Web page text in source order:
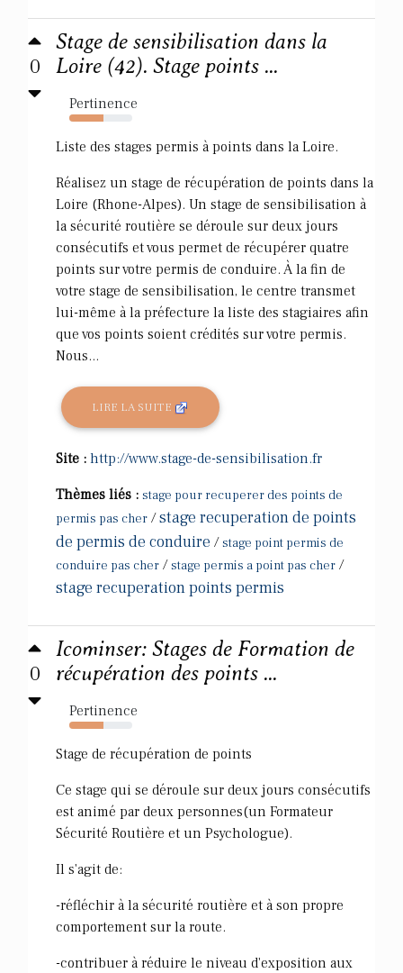
0
Stage de sensibilisation dans la
Loire (42). Stage points ...
Pertinence
54%
Liste des stages permis à points dans la Loire.
Réalisez un stage de récupération de points dans la
Loire (Rhone-Alpes). Un stage de sensibilisation à
la sécurité routière se déroule sur deux jours
consécutifs et vous permet de récupérer quatre
points sur votre permis de conduire. À la fin de
votre stage de sensibilisation, le centre transmet
lui-même à la préfecture la liste des stagiaires afin
que vos points soient crédités sur votre permis.
Nous...
LIRE LA SUITE
Site : http://www.stage-de-sensibilisation.fr
Thèmes liés : stage pour recuperer des points de
permis pas cher /stage recuperation de points
de permis de conduire /stage point permis de
conduire pas cher /stage permis a point pas cher /
stage recuperation points permis
0
Icominser: Stages de Formation de
récupération des points ...
Pertinence
54%
Stage de récupération de points
Ce stage qui se déroule sur deux jours consécutifs
est animé par deux personnes(un Formateur
Sécurité Routière et un Psychologue).
Il s'agit de:
-réfléchir à la sécurité routière et à son propre
comportement sur la route.
-contribuer à réduire le niveau d'exposition aux